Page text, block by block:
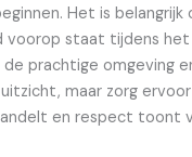
Het is
voorop staat tijdens het
prachtige omgeving
maar zorg
en respect toont